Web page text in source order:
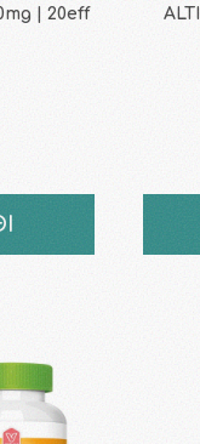
| 20eff